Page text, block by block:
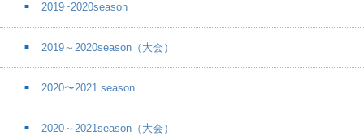
2019~2020season
2019～2020season（大会）
2020〜2021 season
2020～2021season（大会）